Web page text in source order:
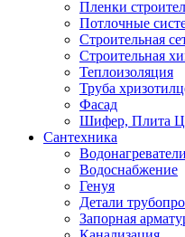
Пленки
Потлочные
Строительная
Строительная
Теплоизоляция
Труба
Фасад
Шифер, Плита
Сантехника
Водонагреватели
Водоснабжение
Генуя
Детали
Запорная